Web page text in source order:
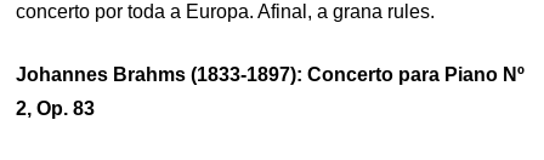
concerto por toda a Europa. Afinal, a grana rules.
Johannes Brahms (1833-1897): Concerto para Piano Nº
2, Op. 83